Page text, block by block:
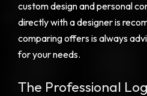
custom design and personal
directly with a designer is
comparing offers is always
for your needs.
The Professional